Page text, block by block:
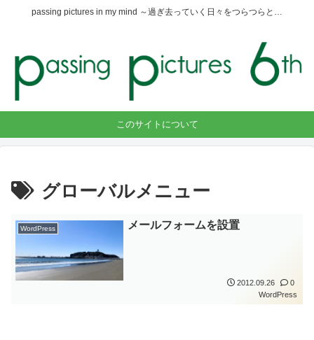
passing pictures in my mind ～過ぎ去っていく日々をつらつらと…
このサイトについて
グローバルメニュー
WordPress メールフォームを設置
2012.09.26
0
WordPress